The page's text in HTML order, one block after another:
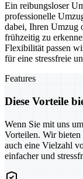
Ein reibungsloser
professionelle
dabei, Ihren Umzug
frühzeitig zu
Flexibilität passen
für eine stressfreie
Features
Diese Vorteile
Wenn Sie mit uns
Vorteilen. Wir bieten
auch eine Vielzahl
einfacher und